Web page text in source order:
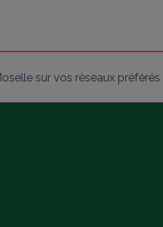
sur vos réseaux préférés